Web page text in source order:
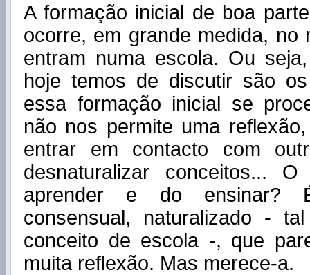
A formação inicial de boa
ocorre, em grande medida, no
entram numa escola. Ou
hoje temos de discutir são
essa formação inicial se
não nos permite uma
entrar em contacto com
desnaturalizar conceitos...
aprender e do ensinar?
consensual, naturalizado -
conceito de escola -, que
muita reflexão. Mas merece-a.